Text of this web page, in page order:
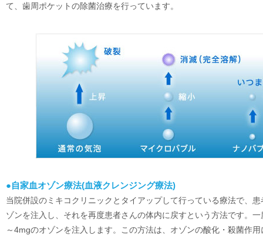
て、歯周ポケットの除菌治療を行っています。
●自家血オゾン療法(血液クレンジング療法)
当院併設のミキコクリニックとタイアップして行っている療法で、
ゾンを注入し、それを再度患者さんの体内に戻すという方法です。
～4mgのオゾンを注入します。この方法は、オゾンの酸化・殺菌作